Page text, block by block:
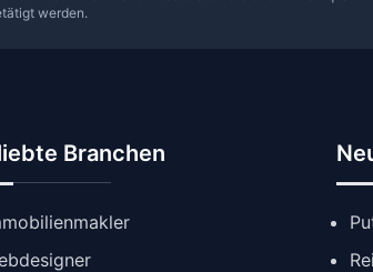
werden.
Branchen